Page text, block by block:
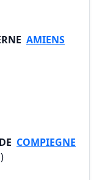
AMIENS
COMPIEGNE